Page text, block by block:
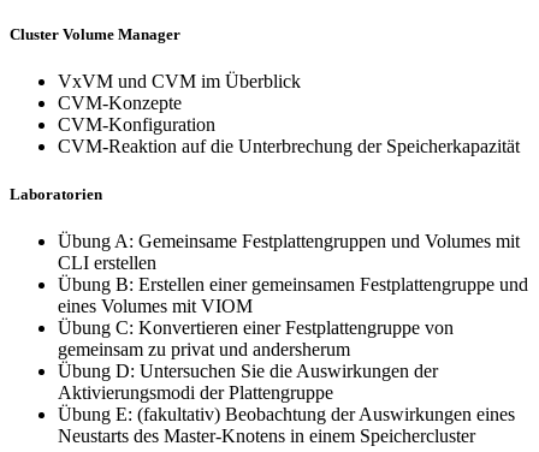
Cluster Volume Manager
VxVM und CVM im Überblick
CVM-Konzepte
CVM-Konfiguration
CVM-Reaktion auf die Unterbrechung der Speicherkapazität
Laboratorien
Übung A: Gemeinsame Festplattengruppen und Volumes mit
CLI erstellen
Übung B: Erstellen einer gemeinsamen Festplattengruppe und
eines Volumes mit VIOM
Übung C: Konvertieren einer Festplattengruppe von
gemeinsam zu privat und andersherum
Übung D: Untersuchen Sie die Auswirkungen der
Aktivierungsmodi der Plattengruppe
Übung E: (fakultativ) Beobachtung der Auswirkungen eines
Neustarts des Master-Knotens in einem Speichercluster